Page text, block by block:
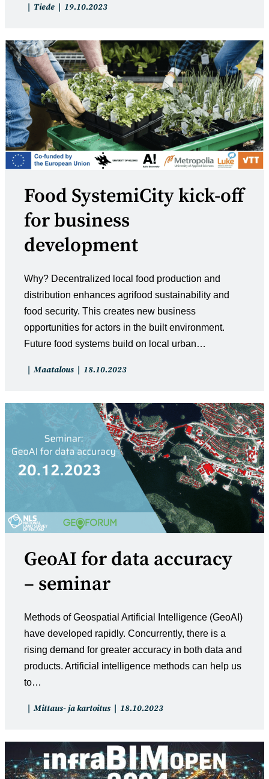
Artikkelin
Tiede
Artikkeli
19.10.2023
Food SystemiCity kick-off
for business
development
Why? Decentralized local food production and
distribution enhances agrifood sustainability and
food security. ​This creates new business
opportunities for actors in the built environment. ​
Future food systems build on local urban…
Artikkelin
Maatalous
Artikkeli
18.10.2023
GeoAI for data accuracy
– seminar
Methods of Geospatial Artificial Intelligence (GeoAI)
have developed rapidly. Concurrently, there is a
rising demand for greater accuracy in both data and
products. Artificial intelligence methods can help us
to…
Artikkelin
Mittaus- ja kartoitus
Artikkeli
18.10.2023